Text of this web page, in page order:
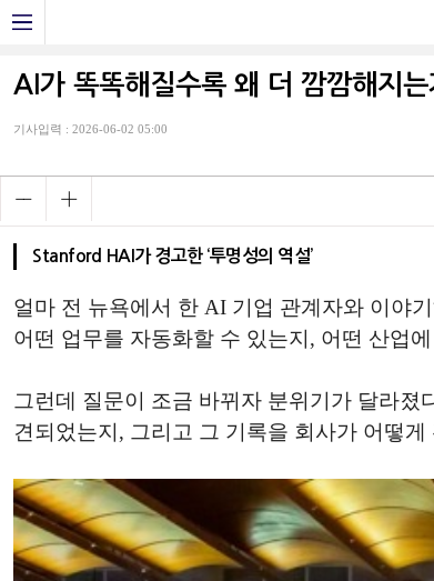
AI가 똑똑해질수록 왜 더 깜깜해지
기사입력 : 2026-06-02 05:00
Stanford HAI가 경고한 ‘투명성의 역설’
얼마 전 뉴욕에서 한 AI 기업 관계자와 이야
어떤 업무를 자동화할 수 있는지, 어떤 산업
그런데 질문이 조금 바뀌자 분위기가 달라
견되었는지, 그리고 그 기록을 회사가 어떻